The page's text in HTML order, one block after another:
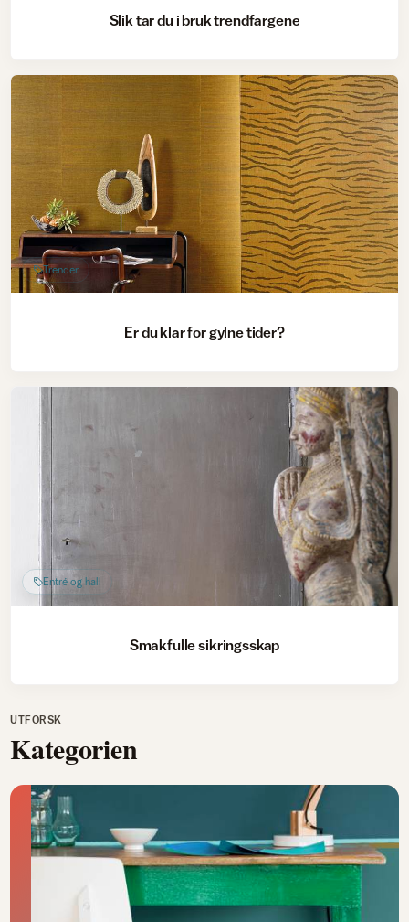
Slik tar du i bruk trendfargene
Trender
Er du klar for gylne tider?
Entré og hall
Smakfulle sikringsskap
UTFORSK
Kategorien